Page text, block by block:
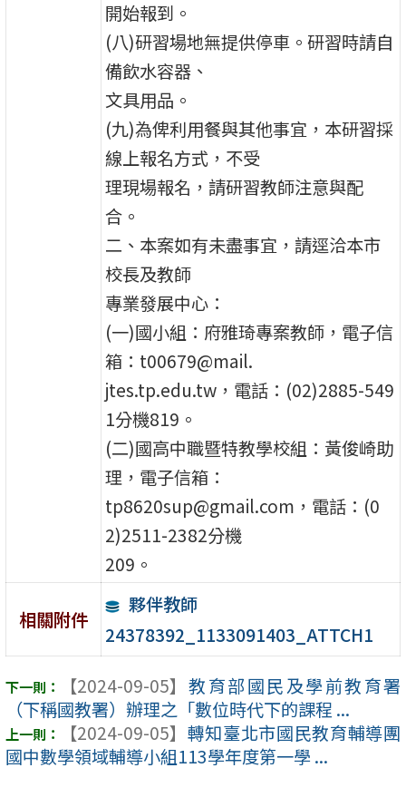
開始報到。
(八)研習場地無提供停車。研習時請自
備飲水容器、
文具用品。
(九)為俾利用餐與其他事宜，本研習採
線上報名方式，不受
理現場報名，請研習教師注意與配
合。
二、本案如有未盡事宜，請逕洽本市
校長及教師
專業發展中心：
(一)國小組：府雅琦專案教師，電子信
箱：t00679@mail.
jtes.tp.edu.tw，電話：(02)2885-549
1分機819。
(二)國高中職暨特教學校組：黃俊崎助
理，電子信箱：
tp8620sup@gmail.com，電話：(0
2)2511-2382分機
209。
相關附件
夥伴教師
24378392_1133091403_ATTCH1
【2024-09-05】 教育部國民及學前教育署
（下稱國教署）辦理之「數位時代下的課程 ...
【2024-09-05】 轉知臺北市國民教育輔導團
國中數學領域輔導小組113學年度第一學 ...